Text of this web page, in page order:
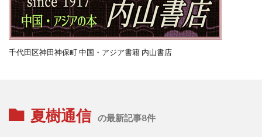
千代田区神田神保町 中国・アジア書籍 内山書店
夏樹通信 の最新記事8件